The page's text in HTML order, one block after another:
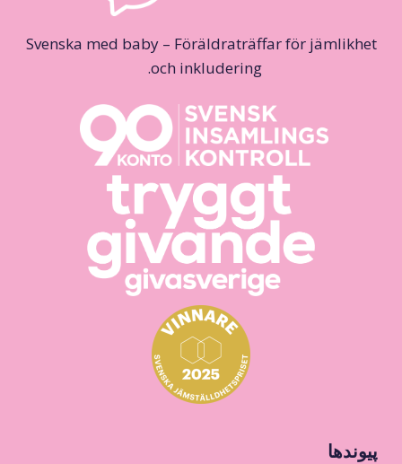
Svenska med baby – Föräldraträffar för jämlikhet
och inkludering.
پیوندها